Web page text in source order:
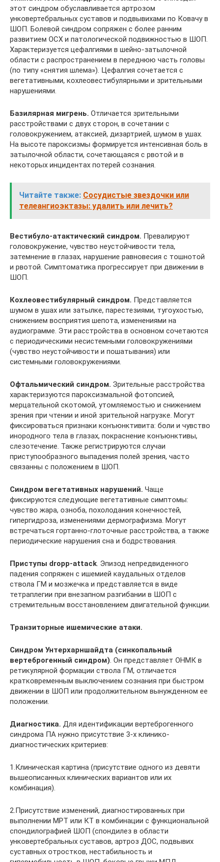
этот синдром обуславливается артрозом
унковертебральных суставов и подвывихами по Ковачу в
ШОП. Болевой синдром сопряжен с более ранним
развитием ОСХ и патологиче­ской подвижностью в ШОП.
Характеризуется цефалгиями в шейно-затылочной
области с распространением в переднюю часть головы
(по типу «снятия шлема»). Цефалгия сочетается с
вегетативными, кохлеовестибулярными и зрительными
нарушениями.
Базилярная мигрень. Отличается зрительными
расстройствами с двух сторон, в соче­тании с
головокружением, атаксией, дизартрией, шумом в ушах.
На высоте пароксизмы формируется интенсивная боль в
затылочной области, сочетающаяся с рвотой и в
некоторых инцидентах потерей сознания.
Читайте также: Сосудистые звездочки или
телеангиоэктазы: удалить или лечить?
Вестибуло-атактический синдром. Превалируют
головокружение, чувство неустой­чивости тела,
затемнение в глазах, нарушение равновесия с тошнотой
и рвотой. Симптома­тика прогрессирует при движении в
ШОП.
Кохлеовестибулярный синдром. Представляется
шумом в ушах или затылке, паресте­зиями, тугоухостью,
снижением восприятия шепота, изменениями на
аудиограмме. Эти рас­стройства в основном сочетаются
с периодическими несистемными головокружениями
(чув­ство неустойчивости и пошатывания) или
системными головокружениями.
Офтальмический синдром. Зрительные расстройства
характеризуются пароксизмаль­ной фотопсией,
мерцательной скотомой, утомляемостью и снижением
зрения при чтении и иной зрительной нагрузке. Могут
фиксироваться признаки конъюнктивита: боли и чувство
инородного тела в глазах, покраснение конъюнктивы,
слезотечение. Также регистрируются случаи
приступообразного выпадения полей зрения, часто
связанны с положением в ШОП.
Синдром вегетативных нарушений. Чаще
фиксируются следующие вегетативные симптомы:
чувство жара, озноба, похолодания конечностей,
гипергидроза, изменениями дермографизма. Могут
встречаться гортанно-глоточные расстройства, а также
периодиче­ские нарушения сна и бодрствования.
Приступы dropp-attack. Эпизод непредвиденного
падения сопряжен с ишемией кау­дальных отделов
ствола ГМ и мозжечка и представляется в виде
тетраплегии при внезапном разгибании в ШОП с
стремительным восстановлением двигательной функции.
Транзиторные ишемические атаки.
Синдром Унтерхарншайдта (синкопальный
вертеброгенный синдром). Он представля­ет ОНМК в
ретикулярной формации ствола ГМ, отличается
кратковременным выключением сознания при быстром
движении в ШОП или продолжительном вынужденном ее
положении.
Диагностика. Для идентификации вертеброгенного
синдрома ПА нужно присутствие 3-х клинико-
диагностических критериев:
1.Клиническая картина (присутствие одного из девяти
вышеописанных клинических вари­антов или их
комбинация).
2.Присутствие изменений, диагностированных при
выполнении МРТ или КТ в комбинации с функциональной
спондилографией ШОП (спондилез в области
унковертебральных суставов, артроз ДОС, подвывих
суставных отростков, нестабильность и